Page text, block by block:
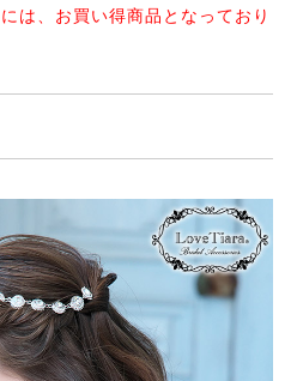
は、お買い得商品となっており